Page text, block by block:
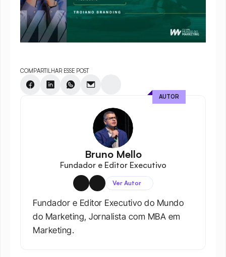
COMPARTILHAR ESSE POST
Bruno Mello
Fundador e Editor Executivo
Ver Autor
Fundador e Editor Executivo do Mundo
do Marketing, Jornalista com MBA em
Marketing.
AUTOR